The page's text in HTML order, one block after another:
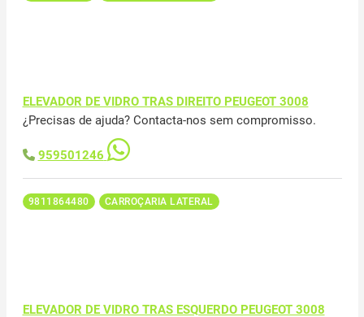
ELEVADOR DE VIDRO TRAS DIREITO PEUGEOT 3008
¿Precisas de ajuda? Contacta-nos sem compromisso.
959501246
9811864480 CARROÇARIA LATERAL
ELEVADOR DE VIDRO TRAS ESQUERDO PEUGEOT 3008